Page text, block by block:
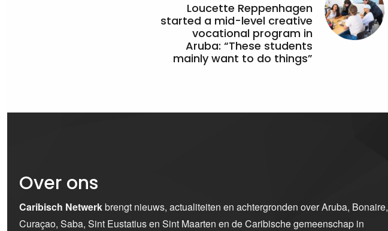
Loucette Reppenhagen
started a mid-level creative
vocational program in
Aruba: “These students
mainly want to do things”
Over ons
Caribisch Netwerkbrengt nieuws, actualiteiten en achtergronden over Aruba, Bonaire,
Curaçao, Saba, Sint Eustatius en Sint Maarten en de Caribische gemeenschap in